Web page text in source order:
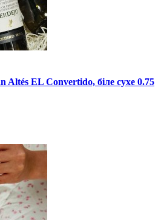
Altés EL Convertido, біле сухе 0.75